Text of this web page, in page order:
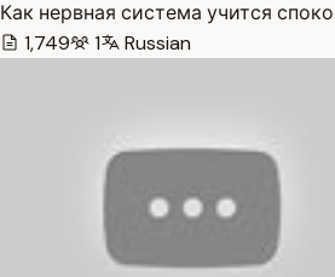
Как нервная система учится
1,749
1 Russian